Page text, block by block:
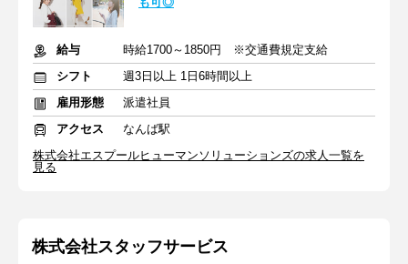
給与
時給1700～1850円 ※交通費規定支給
シフト
週3日以上 1日6時間以上
雇用形態
派遣社員
アクセス
なんば駅
株式会社エスプールヒューマンソリューションズの求人一覧を
見る
株式会社スタッフサービス